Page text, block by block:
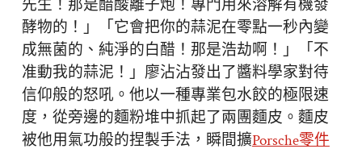
先生！那是醋酸離子炮！專門用來溶解有機發
酵物的！」「它會把你的蒜泥在零點一秒內變
成無菌的、純淨的白醋！那是浩劫啊！」「不
准動我的蒜泥！」廖沾沾發出了醬料學家對待
信仰般的怒吼。他以一種專業包水餃的極限速
度，從旁邊的麵粉堆中抓起了兩團麵皮。麵皮
被他用氣功般的捏製手法，瞬間擴Porsche零件